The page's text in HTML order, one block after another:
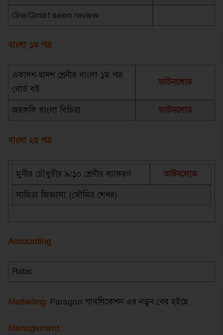
Gre/Gmat seen review
বাংলা ১ম পত্র
একাদশ-দ্বাদশ শ্রেনীর বাংলা ১ম পত্র
বোর্ড বই
ডাউনলোড
জয়কলি বাংলা বিচিত্রা ডাউনলোড
বাংলা ২য় পত্র
মুনীর চৌধুরীর ৯/১০ শ্রেণীর ব্যাকরণ
ডাউনলোড
সাহিত্য জিজ্ঞাসা (সৌমিত্র শেখর)
Accounting
Rabs
Marketing: Paragon পাবলিকেশন এর নতুন বের হইছে
Management: